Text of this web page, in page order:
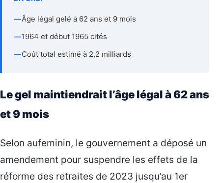
—Âge légal gelé à 62 ans et 9 mois
—1964 et début 1965 cités
—Coût total estimé à 2,2 milliards
Le gel maintiendrait l’âge légal à 62 ans
et 9 mois
Selon aufeminin, le gouvernement a déposé un
amendement pour suspendre les effets de la
réforme des retraites de 2023 jusqu’au 1er